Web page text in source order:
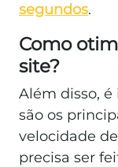
segundos.
Como
site?
Além disso,
são os
velocidade
precisa ser